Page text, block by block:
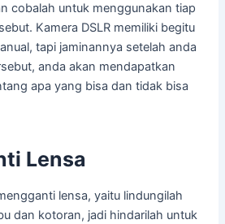
cobalah untuk menggunakan tiap
Kamera DSLR memiliki begitu
tapi jaminannya setelah anda
anda akan mendapatkan
apa yang bisa dan tidak bisa
Lensa
lensa, yaitu lindungilah
dan kotoran, jadi hindarilah untuk